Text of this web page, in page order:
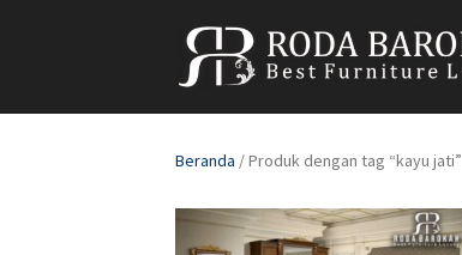
Beranda / Produk dengan tag “kayu jati”